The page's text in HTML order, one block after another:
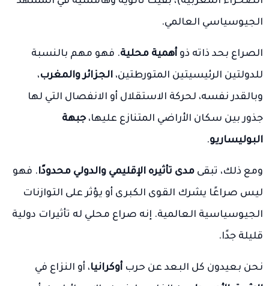
الجيوسياسي العالمي.
الصراع بحد ذاته ذو أهمية محلية. فهو مهم بالنسبة
للدولتين الرئيسيتين المتورطتين، الجزائر والمغرب،
وبالقدر نفسه، لحركة الاستقلال أو الانفصال التي لها
جذور بين سكان الأراضي المتنازع عليها،جبهة
البوليساريو.
ومع ذلك، تبقى مدى تأثيره الإقليمي والدولي محدودًا. فهو
ليس صراعًا يشرك القوى الكبرى أو يؤثر على التوازنات
الجيوسياسية العالمية. إنه صراع محلي له تأثيرات دولية
قليلة جدًا.
نحن بعيدون كل البعد عن حرب أوكرانيا، أو النزاع في